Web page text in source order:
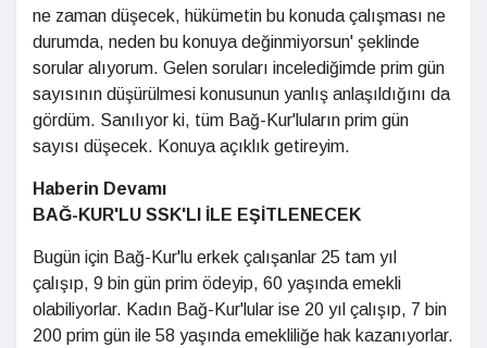
ne zaman düşecek, hükümetin bu konuda çalışması ne
durumda, neden bu konuya değinmiyorsun' şeklinde
sorular alıyorum. Gelen soruları incelediğimde prim gün
sayısının düşürülmesi konusunun yanlış anlaşıldığını da
gördüm. Sanılıyor ki, tüm Bağ-Kur'luların prim gün
sayısı düşecek. Konuya açıklık getireyim.
Haberin Devamı
BAĞ-KUR'LU SSK'LI İLE EŞİTLENECEK
Bugün için Bağ-Kur'lu erkek çalışanlar 25 tam yıl
çalışıp, 9 bin gün prim ödeyip, 60 yaşında emekli
olabiliyorlar. Kadın Bağ-Kur'lular ise 20 yıl çalışıp, 7 bin
200 prim gün ile 58 yaşında emekliliğe hak kazanıyorlar.